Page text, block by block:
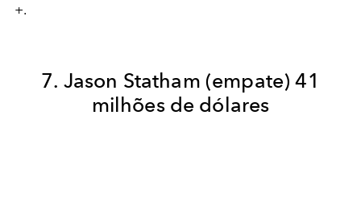
+.
7. Jason Statham (empate) 41
milhões de dólares